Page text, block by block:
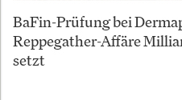
BaFin-Prüfung bei
Reppegather-Affäre
setzt